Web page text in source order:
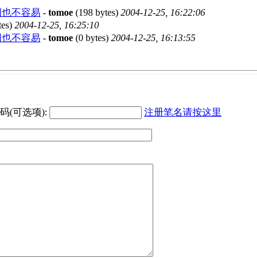
不容易 - tomoe (198 bytes) 2004-12-25, 16:22:06
2004-12-25, 16:25:10
不容易 - tomoe (0 bytes) 2004-12-25, 16:13:55
(可选项): 注册笔名请按这里